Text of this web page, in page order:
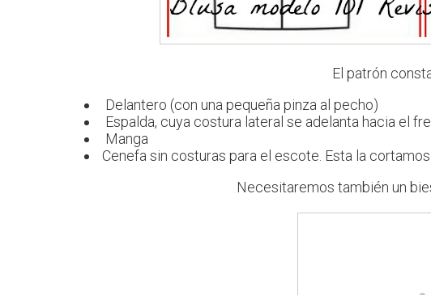
El patrón
Delantero (con una pequeña pinza al pecho)
Espalda, cuya costura lateral se adelanta hacia el
Manga
Cenefa sin costuras para el escote. Esta la
Necesitaremos también un